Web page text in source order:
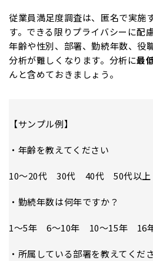
従業員満足度調査は、匿名で実施
す。できる限りプライバシーに配
年齢や性別、部署、勤続年数、役
分析が難しくなります。分析に最
んと含めておきましょう。
【サンプル例】
・年齢を教えてください
10～20代 30代 40代 50代以上
・勤続年数は何年ですか？
1～5年 6～10年 10～15年 16
・所属している部署を教えてくだ